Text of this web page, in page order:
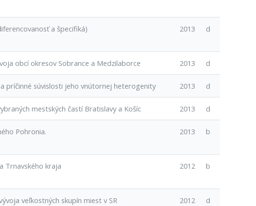
a špecifiká) 2013 d
obcí okresov Sobrance a Medzilaborce 2013 d
príčinné súvislosti jeho vnútornej heterogenity 2013 d
mestských častí Bratislavy a Košíc 2013 d
Pohronia. 2013 b
Trnavského kraja 2012 b
veľkostných skupín miest v SR 2012 d